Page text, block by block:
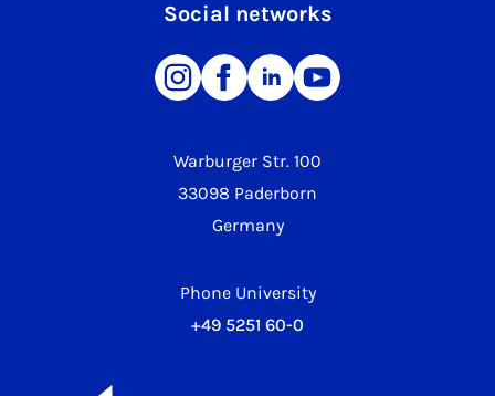
Warburger Str. 100
33098 Paderborn
Germany
Phone University
+49 5251 60-0
Social networks